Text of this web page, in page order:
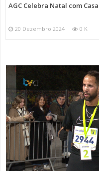
AGC Celebra Natal com
20 Dezembro 2024 0 K